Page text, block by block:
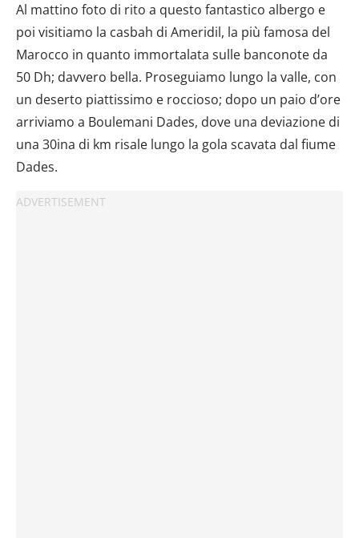
Al mattino foto di rito a questo fantastico albergo e
poi visitiamo la casbah di Ameridil, la più famosa del
Marocco in quanto immortalata sulle banconote da
50 Dh; davvero bella. Proseguiamo lungo la valle, con
un deserto piattissimo e roccioso; dopo un paio d’ore
arriviamo a Boulemani Dades, dove una deviazione di
una 30ina di km risale lungo la gola scavata dal fiume
Dades.